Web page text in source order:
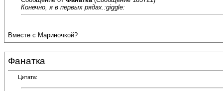
Конечно, я в первых рядах.:giggle:
Вместе с Мариночкой?
Фанатка
Цитата: